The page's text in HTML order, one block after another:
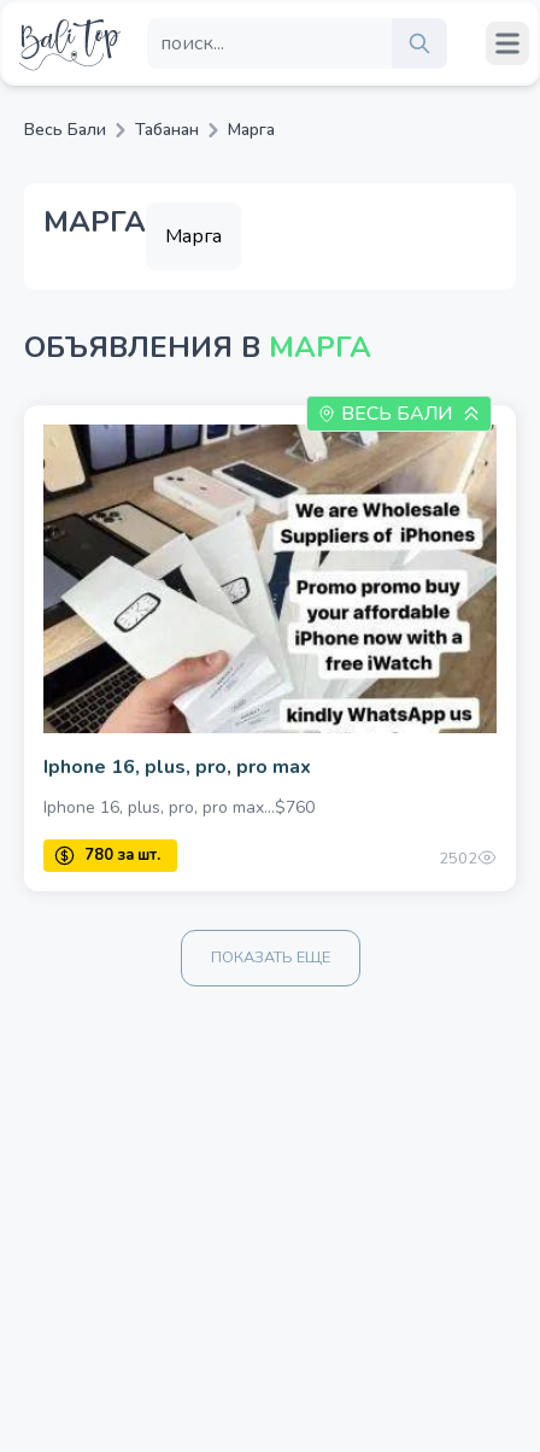
Весь Бали Табанан Марга
МАРГА Марга
ОБЪЯВЛЕНИЯ В МАРГА
ВЕСЬ БАЛИ
Iphone 16, plus, pro, pro max
Iphone 16, plus, pro, pro max…$760
2502
ПОКАЗАТЬ ЕЩЕ